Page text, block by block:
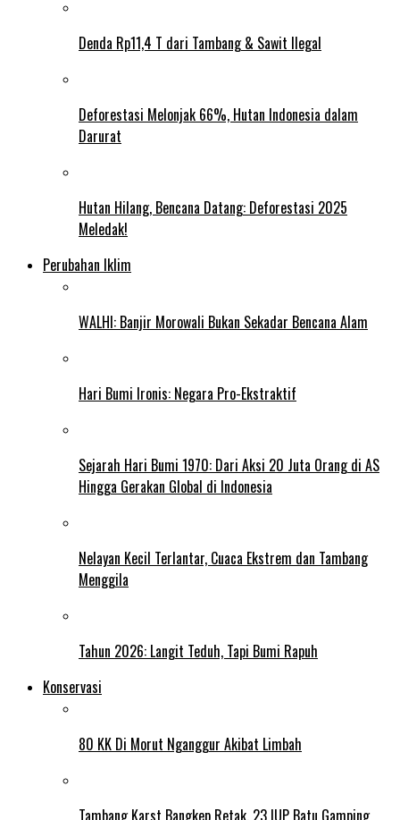
Denda Rp11,4 T dari Tambang & Sawit Ilegal
Deforestasi Melonjak 66%, Hutan Indonesia dalam
Darurat
Hutan Hilang, Bencana Datang: Deforestasi 2025
Meledak!
Perubahan Iklim
WALHI: Banjir Morowali Bukan Sekadar Bencana Alam
Hari Bumi Ironis: Negara Pro-Ekstraktif
Sejarah Hari Bumi 1970: Dari Aksi 20 Juta Orang di AS
Hingga Gerakan Global di Indonesia
Nelayan Kecil Terlantar, Cuaca Ekstrem dan Tambang
Menggila
Tahun 2026: Langit Teduh, Tapi Bumi Rapuh
Konservasi
80 KK Di Morut Nganggur Akibat Limbah
Tambang Karst Bangkep Retak, 23 IUP Batu Gamping